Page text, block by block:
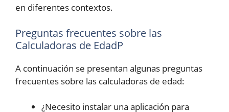
en diferentes contextos.
Preguntas frecuentes sobre las
Calculadoras de EdadP
A continuación se presentan algunas preguntas
frecuentes sobre las calculadoras de edad:
¿Necesito instalar una aplicación para